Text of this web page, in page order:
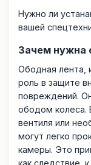
Нужно ли
вашей
Зачем нужна
Ободная лента,
роль в защите
повреждений.
ободом колеса.
вентиля или
могут легко
камеры. Это